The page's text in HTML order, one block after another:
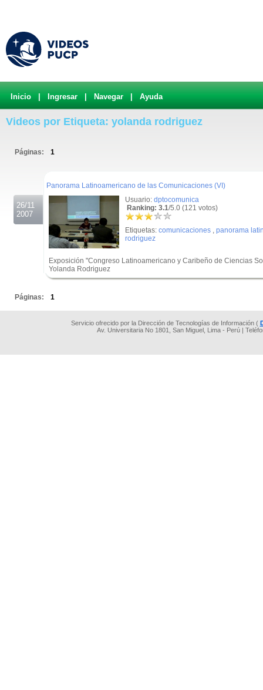
Inicio Ingresar Navegar Ayuda
Videos por Etiqueta: yolanda rodriguez
Páginas: 1
26/11
2007
Panorama Latinoamericano de las Comunicaciones (VI)
Usuario: dptocomunica
Ranking: 3.1/5.0 (121 votos)
Etiquetas: comunicaciones , panorama
rodriguez
Exposición "Congreso Latinoamericano y Caribeño de Ciencias
Yolanda Rodriguez
Páginas: 1
Servicio ofrecido por la Dirección de Tecnologías de Información (
Av. Universitaria No 1801, San Miguel, Lima - Perú |